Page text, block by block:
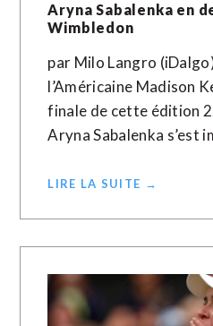
Aryna Sabalenka en
Wimbledon
par Milo Langro
l’Américaine Madison
finale de cette édition
Aryna Sabalenka s’est
LIRE LA SUITE →